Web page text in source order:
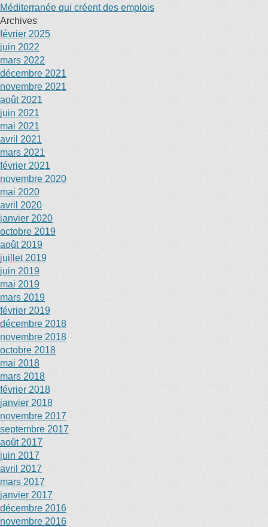
Méditerranée qui créent des emplois
Archives
février 2025
juin 2022
mars 2022
décembre 2021
novembre 2021
août 2021
juin 2021
mai 2021
avril 2021
mars 2021
février 2021
novembre 2020
mai 2020
avril 2020
janvier 2020
octobre 2019
août 2019
juillet 2019
juin 2019
mai 2019
mars 2019
février 2019
décembre 2018
novembre 2018
octobre 2018
mai 2018
mars 2018
février 2018
janvier 2018
novembre 2017
septembre 2017
août 2017
juin 2017
avril 2017
mars 2017
janvier 2017
décembre 2016
novembre 2016